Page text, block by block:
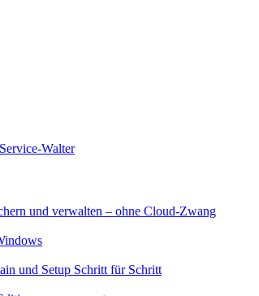
und verwalten – ohne Cloud-Zwang
und Setup Schritt für Schritt